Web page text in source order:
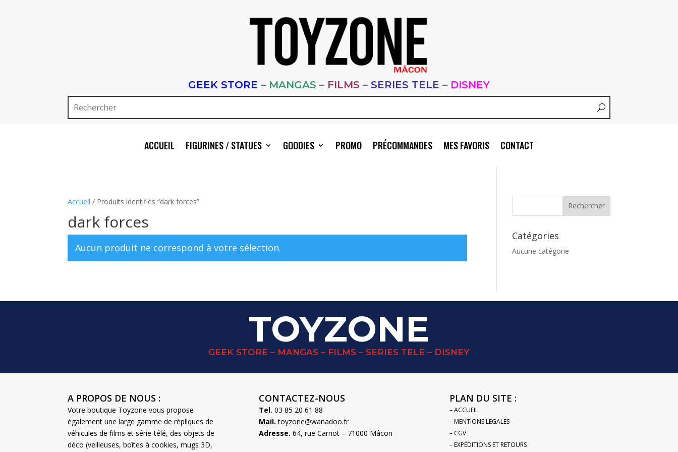
GEEK STORE – MANGAS – FILMS – SERIES TELE – DISNEY
ACCUEIL FIGURINES / STATUES GOODIES PROMO PRÉCOMMANDES MES FAVORIS CONTACT
Accueil / Produits identifiés “dark forces”
dark forces
Aucun produit ne correspond à votre sélection.
Catégories
Aucune catégorie
TOYZONE
GEEK STORE – MANGAS – FILMS – SERIES TELE – DISNEY
A PROPOS DE NOUS :
Votre boutique Toyzone vous propose
également une large gamme de répliques de
véhicules de films et série-télé, des objets de
déco (veilleuses, boîtes à cookies, mugs 3D,
CONTACTEZ-NOUS
Tel. 03 85 20 61 88
Mail. toyzone@wanadoo.fr
Adresse. 64, rue Carnot – 71000 Mâcon
PLAN DU SITE :
– ACCUEIL
– MENTIONS LEGALES
– CGV
– EXPÉDITIONS ET RETOURS